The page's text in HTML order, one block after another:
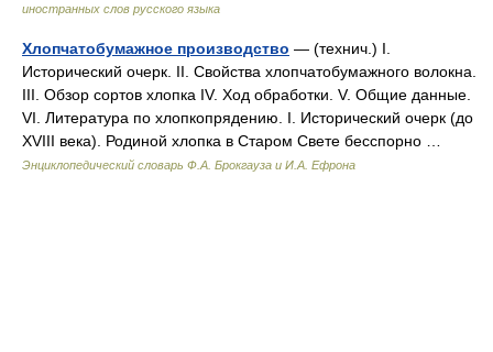
иностранных слов русского языка
Хлопчатобумажное производство — (технич.) I.
Исторический очерк. II. Свойства хлопчатобумажного волокна.
III. Обзор сортов хлопка IV. Ход обработки. V. Общие данные.
VI. Литература по хлопкопрядению. I. Исторический очерк (до
XVIII века). Родиной хлопка в Старом Свете бесспорно …
Энциклопедический словарь Ф.А. Брокгауза и И.А. Ефрона